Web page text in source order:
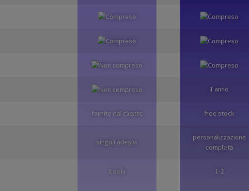
1 anno
fornite dal cliente free stock
singoli adesivi
personalizzazione
completa
1 sola 1-2